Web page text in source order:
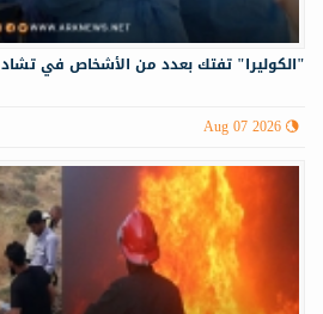
"الكوليرا" تفتك بعدد من الأشخاص في تشاد
Aug 07 2026